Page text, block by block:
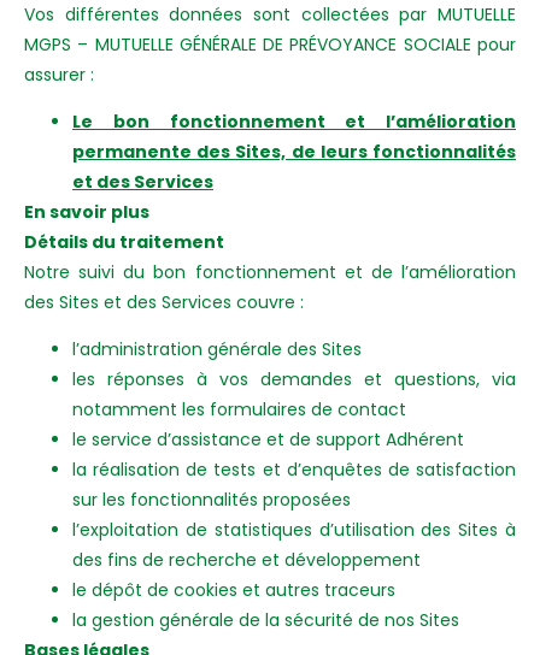
Vos différentes données sont collectées par MUTUELLE
MGPS – MUTUELLE GÉNÉRALE DE PRÉVOYANCE SOCIALE pour
assurer :
Le bon fonctionnement et l’amélioration
permanente des Sites, de leurs fonctionnalités
et des Services
En savoir plus
Détails du traitement
Notre suivi du bon fonctionnement et de l’amélioration
des Sites et des Services couvre :
l’administration générale des Sites
les réponses à vos demandes et questions, via
notamment les formulaires de contact
le service d’assistance et de support Adhérent
la réalisation de tests et d’enquêtes de satisfaction
sur les fonctionnalités proposées
l’exploitation de statistiques d’utilisation des Sites à
des fins de recherche et développement
le dépôt de cookies et autres traceurs
la gestion générale de la sécurité de nos Sites